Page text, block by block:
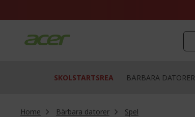
SKOLSTARTSREA BÄRBARA DATORER
Home Bärbara datorer
Spel